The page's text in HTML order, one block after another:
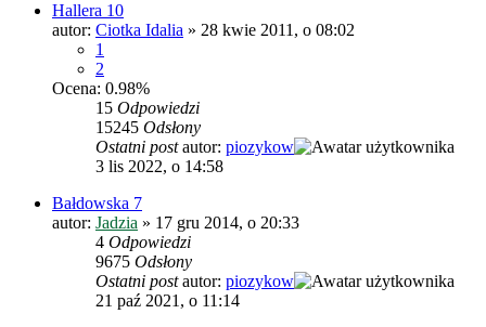
Hallera 10
autor: Ciotka Idalia » 28 kwie 2011, o 08:02
1
2
Ocena: 0.98%
15 Odpowiedzi
15245 Odsłony
Ostatni postautor: piozykow
3 lis 2022, o 14:58
Bałdowska 7
autor: Jadzia » 17 gru 2014, o 20:33
4 Odpowiedzi
9675 Odsłony
Ostatni postautor: piozykow
21 paź 2021, o 11:14